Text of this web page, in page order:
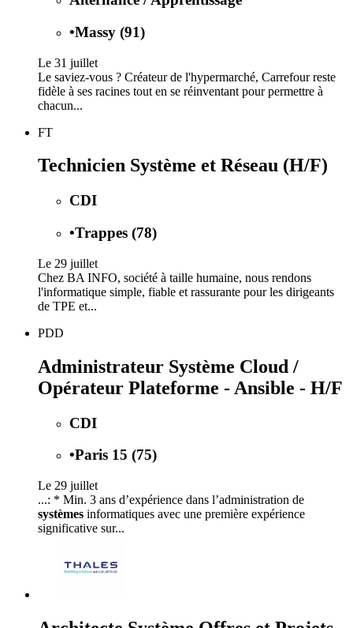
•Massy (91)
Le 31 juillet
Le saviez-vous ? Créateur de l'hypermarché, Carrefour reste
fidèle à ses racines tout en se réinventant pour permettre à
chacun...
FT
Technicien Système et Réseau (H/F)
CDI
•Trappes (78)
Le 29 juillet
Chez BA INFO, société à taille humaine, nous rendons
l'informatique simple, fiable et rassurante pour les dirigeants
de TPE et...
PDD
Administrateur Système Cloud /
Opérateur Plateforme - Ansible - H/F
CDI
•Paris 15 (75)
Le 29 juillet
...: * Min. 3 ans d’expérience dans l’administration de
systèmes informatiques avec une première expérience
significative sur...